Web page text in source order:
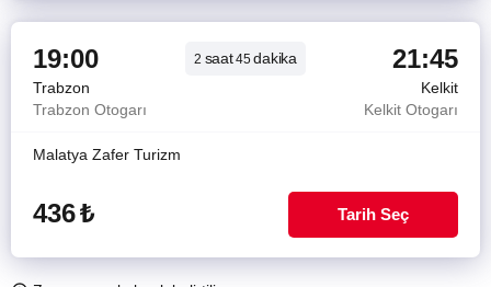
19:00 2 saat45dakika 21:45
Trabzon
Kelkit
Trabzon Otogarı
Kelkit Otogarı
Malatya Zafer Turizm
436₺ Tarih Seç